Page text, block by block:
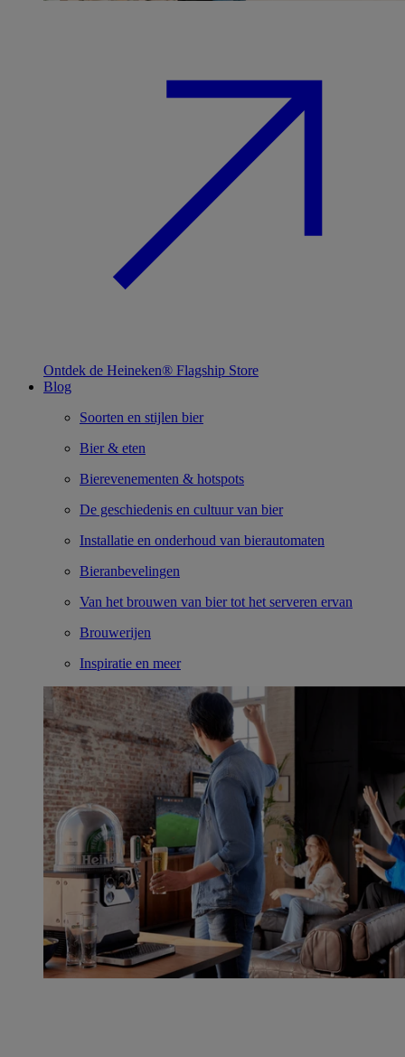
Ontdek de Heineken® Flagship Store
Blog
Soorten en stijlen bier
Bier & eten
Bierevenementen & hotspots
De geschiedenis en cultuur van bier
Installatie en onderhoud van bierautomaten
Bieranbevelingen
Van het brouwen van bier tot het serveren ervan
Brouwerijen
Inspiratie en meer